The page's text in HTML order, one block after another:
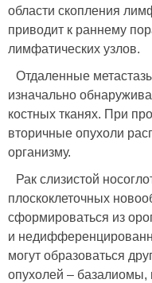
области скопления
приводит к раннему
лимфатических узлов.
Отдаленные
изначально
костных тканях. При
вторичные опухоли
организму.
Рак слизистой
плоскоклеточных
сформироваться из
и
могут образоваться
опухолей –